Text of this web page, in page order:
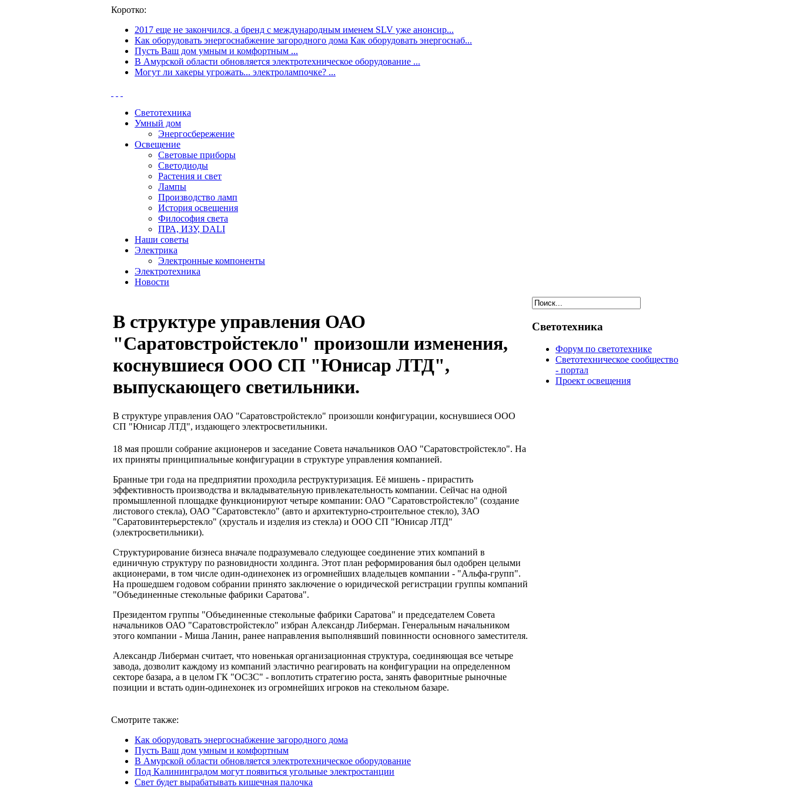
Коротко:
2017 еще не закончился, а бренд с международным именем SLV уже анонсир...
Как оборудовать энергоснабжение загородного дома Как оборудовать энергоснаб...
Пусть Ваш дом умным и комфортным ...
В Амурской области обновляется электротехническое оборудование ...
Могут ли хакеры угрожать... электролампочке? ...
Светотехника
Умный дом
Энергосбережение
Освещение
Световые приборы
Светодиоды
Растения и свет
Лампы
Производство ламп
История освещения
Философия света
ПРА, ИЗУ, DALI
Наши советы
Электрика
Электронные компоненты
Электротехника
Новости
В структуре управления ОАО
"Саратовстройстекло" произошли изменения,
коснувшиеся ООО СП "Юнисар ЛТД",
выпускающего светильники.
В структуре управления ОАО "Саратовстройстекло" произошли конфигурации, коснувшиеся ООО
СП "Юнисар ЛТД", издающего электросветильники.
18 мая прошли собрание акционеров и заседание Совета начальников ОАО "Саратовстройстекло". На
их приняты принципиальные конфигурации в структуре управления компанией.
Бранные три года на предприятии проходила реструктуризация. Её мишень - прирастить
эффективность производства и вкладывательную привлекательность компании. Сейчас на одной
промышленной площадке функционируют четыре компании: ОАО "Саратовстройстекло" (создание
листового стекла), ОАО "Саратовстекло" (авто и архитектурно-строительное стекло), ЗАО
"Саратовинтерьерстекло" (хрусталь и изделия из стекла) и ООО СП "Юнисар ЛТД"
(электросветильники).
Структурирование бизнеса вначале подразумевало следующее соединение этих компаний в
единичную структуру по разновидности холдинга. Этот план реформирования был одобрен целыми
акционерами, в том числе один-одинехонек из огромнейших владельцев компании - "Альфа-групп".
На прошедшем годовом собрании принято заключение о юридической регистрации группы компаний
"Объединенные стекольные фабрики Саратова".
Президентом группы "Объединенные стекольные фабрики Саратова" и председателем Совета
начальников ОАО "Саратовстройстекло" избран Александр Либерман. Генеральным начальником
этого компании - Миша Ланин, ранее направления выполнявший повинности основного заместителя.
Александр Либерман считает, что новенькая организационная структура, соединяющая все четыре
завода, дозволит каждому из компаний эластично реагировать на конфигурации на определенном
секторе базара, а в целом ГК "ОСЗС" - воплотить стратегию роста, занять фаворитные рыночные
позиции и встать один-одинехонек из огромнейших игроков на стекольном базаре.
Смотрите также:
Как оборудовать энергоснабжение загородного дома
Пусть Ваш дом умным и комфортным
В Амурской области обновляется электротехническое оборудование
Под Калининградом могут появиться угольные электростанции
Свет будет вырабатывать кишечная палочка
Светотехника
Форум по светотехнике
Светотехническое сообщество
- портал
Проект освещения